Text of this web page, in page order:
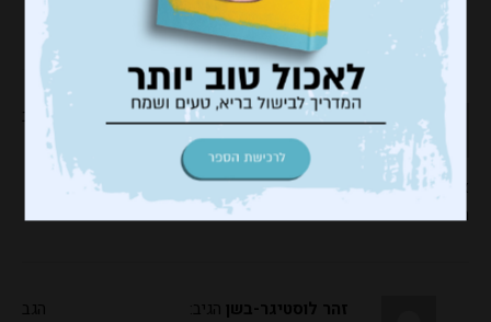
להכנה. שבת שלום
יאנההגיב:
26 באוגוסט 2020 בשעה 13:26
אפשר להחליף את השיבולת שועל במשהו אחר?
תודה
הגב
זהר לוסטיגר-בשן הגיב:
הגב